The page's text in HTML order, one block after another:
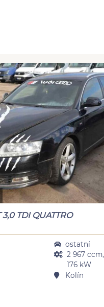
TDI QUATTRO
ostatní
2 967 ccm,
176 kW
Kolín